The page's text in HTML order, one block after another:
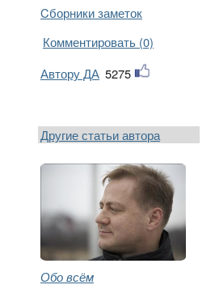
Cборники заметок
Комментировать (0)
Автору ДА 5275
Другие статьи автора
Обо всём